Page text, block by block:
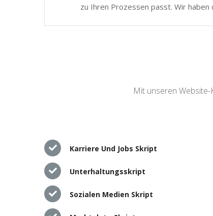
zu Ihren Prozessen passt. Wir
Mit unseren
Karriere Und Jobs Skript
Unterhaltungsskript
Sozialen Medien Skript